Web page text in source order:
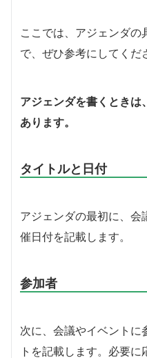
ここでは、アジェンダ
で、ぜひ参考にしてくだ
アジェンダを書くときは
あります。
タイトルと日付
アジェンダの最初に、会
催日付を記載します。
参加者
次に、会議やイベントに
トを記載します。必要